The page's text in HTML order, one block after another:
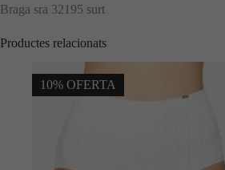
Braga sra 32195 surt
Productes relacionats
10% OFERTA